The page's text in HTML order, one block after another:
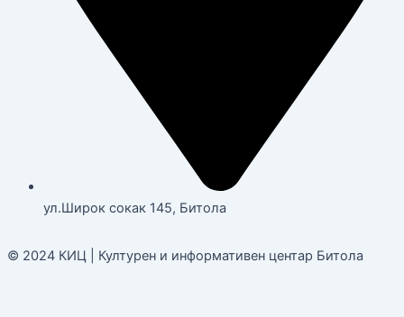
ул.Широк сокак 145, Битола
© 2024 КИЦ | Културен и информативен центар Битола